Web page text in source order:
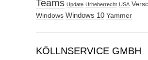
Teams Update Urheberrecht USA
Windows Windows 10 Yammer
KÖLLNSERVICE GMBH